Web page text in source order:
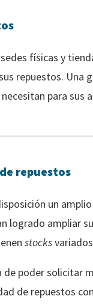
físicas y
repuestos. Una
para
repuestos
un
logrado ampliar
stocks
poder solicitar
de repuestos